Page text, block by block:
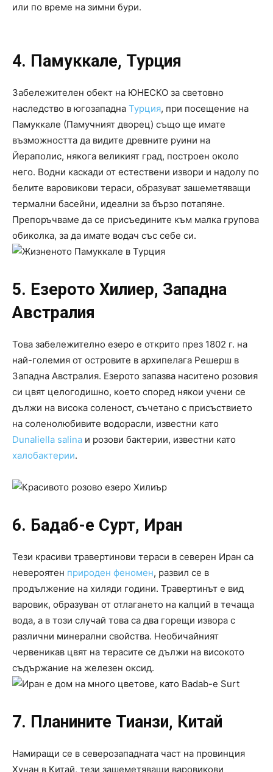
или по време на зимни бури.
4. Памуккале, Турция
Забележителен обект на ЮНЕСКО за световно
наследство в югозападна Турция, при посещение на
Памуккале (Памучният дворец) също ще имате
възможността да видите древните руини на
Йераполис, някога великият град, построен около
него. Водни каскади от естествени извори и надолу по
белите варовикови тераси, образуват зашеметяващи
термални басейни, идеални за бързо потапяне.
Препоръчваме да се присъедините към малка групова
обиколка, за да имате водач със себе си.
5. Езерото Хилиер, Западна
Австралия
Това забележително езеро е открито през 1802 г. на
най-големия от островите в архипелага Решерш в
Западна Австралия. Езерото запазва наситено розовия
си цвят целогодишно, което според някои учени се
дължи на висока соленост, съчетано с присъствието
на соленолюбивите водорасли, известни като
Dunaliella salina и розови бактерии, известни като
халобактерии.
6. Бадаб-е Сурт, Иран
Тези красиви травертинови тераси в северен Иран са
невероятен природен феномен, развил се в
продължение на хиляди години. Травертинът е вид
варовик, образуван от отлагането на калций в течаща
вода, а в този случай това са два горещи извора с
различни минерални свойства. Необичайният
червеникав цвят на терасите се дължи на високото
съдържание на железен оксид.
7. Планините Тианзи, Китай
Намиращи се в северозападната част на провинция
Хунан в Китай, тези зашеметяващи варовикови